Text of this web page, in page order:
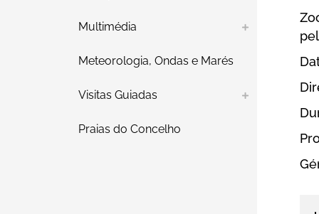
Multimédia
Meteorologia, Ondas e Marés
Visitas Guiadas
Praias do Concelho